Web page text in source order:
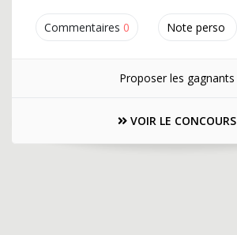
Commentaires 0 Note perso
Proposer les gagnants
VOIR LE CONCOURS